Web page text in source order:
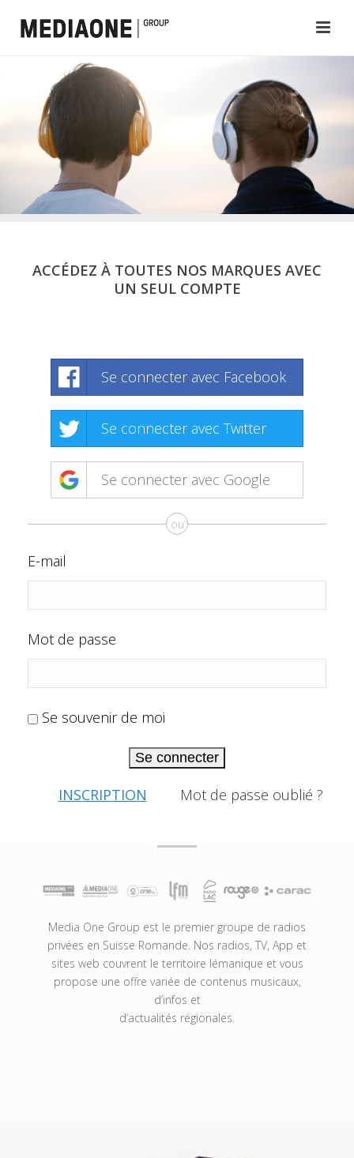
ACCÉDEZ À TOUTES NOS MARQUES AVEC
UN SEUL COMPTE
Se connecter avec Facebook
Se connecter avec Twitter
Se connecter avec Google
ou
E-mail
Mot de passe
Se souvenir de moi
Se connecter
INSCRIPTION Mot de passe oublié ?
Media One Group est le premier groupe de radios
privées en Suisse Romande. Nos radios, TV, App et
sites web couvrent le territoire lémanique et vous
propose une offre variée de contenus musicaux,
d’infos et
d’actualités régionales.